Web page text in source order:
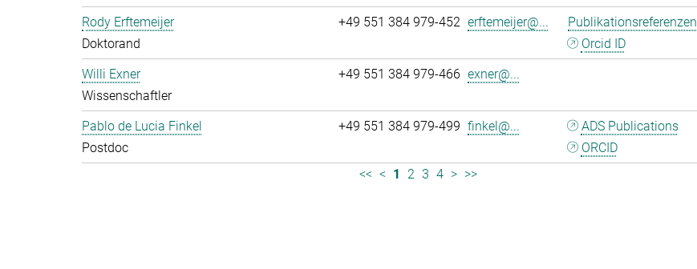
Rody Erftemeijer
Doktorand
+49 551 384 979-452 erftemeijer@...
Publikationsreferenzen
Orcid ID
Willi Exner
Wissenschaftler
+49 551 384 979-466 exner@...
Pablo de Lucia Finkel
Postdoc
+49 551 384 979-499 finkel@...
ADS Publications
ORCID
<< < 1 2 3 4 > >>